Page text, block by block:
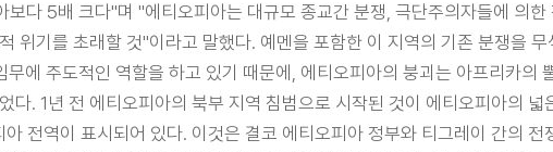
다 5배 크다"며 "에티오피아는 대규모 종교간 분쟁, 극단주의자들에 의
위기를 초래할 것"이라고 말했다. 예멘을 포함한 이 지역의 기존 분쟁을
에 주도적인 역할을 하고 있기 때문에, 에티오피아의 붕괴는 아프리카의
. 1년 전 에티오피아의 북부 지역 침범으로 시작된 것이 에티오피아의
전역이 표시되어 있다. 이것은 결코 에티오피아 정부와 티그레이 간의 전